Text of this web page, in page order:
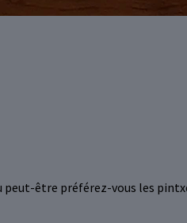
être préférez-vous les